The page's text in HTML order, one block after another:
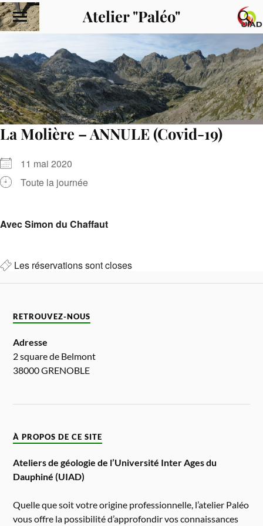
Atelier "Paléo"
La Molière – ANNULE (Covid-19)
11 mai 2020
Toute la journée
Avec Simon du Chaffaut
Les réservations sont closes
RETROUVEZ-NOUS
Adresse
2 square de Belmont
38000 GRENOBLE
À PROPOS DE CE SITE
Ateliers de géologie de l’Université Inter Ages du
Dauphiné (UIAD)
Quelle que soit votre origine professionnelle, l’atelier Paléo
vous offre la possibilité d’approfondir vos connaissances